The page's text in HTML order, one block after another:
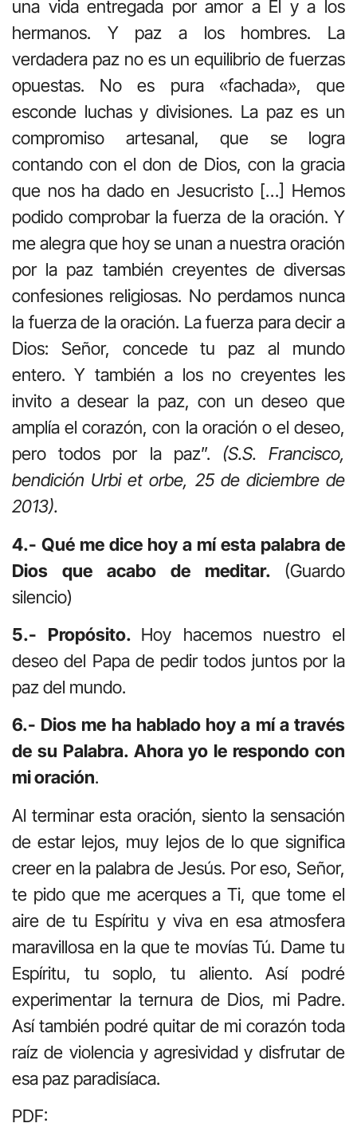
una vida entregada por amor a Él y a los
hermanos. Y paz a los hombres. La
verdadera paz no es un equilibrio de fuerzas
opuestas. No es pura «fachada», que
esconde luchas y divisiones. La paz es un
compromiso artesanal, que se logra
contando con el don de Dios, con la gracia
que nos ha dado en Jesucristo […] Hemos
podido comprobar la fuerza de la oración. Y
me alegra que hoy se unan a nuestra oración
por la paz también creyentes de diversas
confesiones religiosas. No perdamos nunca
la fuerza de la oración. La fuerza para decir a
Dios: Señor, concede tu paz al mundo
entero. Y también a los no creyentes les
invito a desear la paz, con un deseo que
amplía el corazón, con la oración o el deseo,
pero todos por la paz”. (S.S. Francisco,
bendición Urbi et orbe, 25 de diciembre de
2013).
4.- Qué me dice hoy a mí esta palabra de
Dios que acabo de meditar. (Guardo
silencio)
5.- Propósito. Hoy hacemos nuestro el
deseo del Papa de pedir todos juntos por la
paz del mundo.
6.- Dios me ha hablado hoy a mí a través
de su Palabra. Ahora yo le respondo con
mi oración.
Al terminar esta oración, siento la sensación
de estar lejos, muy lejos de lo que significa
creer en la palabra de Jesús. Por eso, Señor,
te pido que me acerques a Ti, que tome el
aire de tu Espíritu y viva en esa atmosfera
maravillosa en la que te movías Tú. Dame tu
Espíritu, tu soplo, tu aliento. Así podré
experimentar la ternura de Dios, mi Padre.
Así también podré quitar de mi corazón toda
raíz de violencia y agresividad y disfrutar de
esa paz paradisíaca.
PDF: